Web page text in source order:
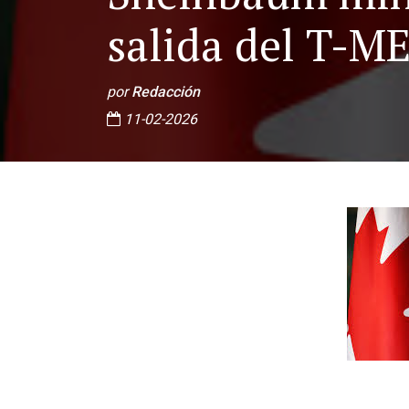
salida del T-
porRedacción
11-02-2026